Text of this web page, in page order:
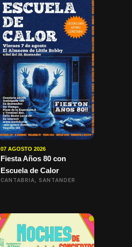
07 AGOSTO 2026
Fiesta Años 80 con
Escuela de Calor
CANTABRIA, SANTANDER